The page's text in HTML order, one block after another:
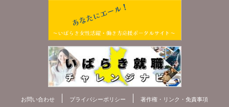
お問い合わせ プライバシーポリシー 著作権・リンク・免責事項